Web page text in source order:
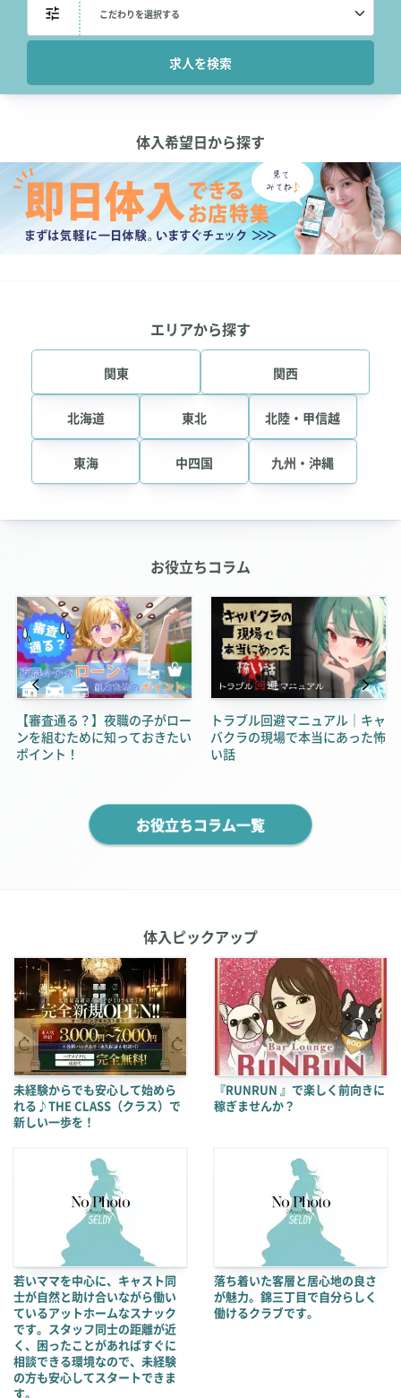
体入希望日から探す
エリアから探す
関東 関西
北海道 東北 北陸・甲信越
東海 中四国 九州・沖縄
お役立ちコラム
【審査通る？】夜職の子がロー
ンを組むために知っておきたい
ポイント！
トラブル回避マニュアル｜キャ
バクラの現場で本当にあった怖
い話
お役立ちコラム一覧
体入ピックアップ
未経験からでも安心して始めら
れる♪THE CLASS（クラス）で
新しい一歩を！
『RUNRUN 』で楽しく前向きに
稼ぎませんか？
若いママを中心に、キャスト同
士が自然と助け合いながら働い
ているアットホームなスナック
です。スタッフ同士の距離が近
く、困ったことがあればすぐに
相談できる環境なので、未経験
の方も安心してスタートできま
す。
落ち着いた客層と居心地の良さ
が魅力。錦三丁目で自分らしく
働けるクラブです。